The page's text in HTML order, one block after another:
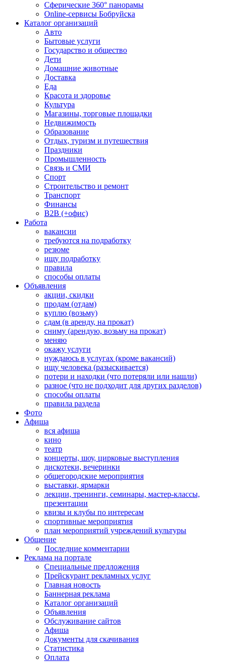
Сферические 360° панорамы
Online-сервисы Бобруйска
Каталог организаций
Авто
Бытовые услуги
Государство и общество
Дети
Домашние животные
Доставка
Еда
Красота и здоровье
Культура
Магазины, торговые площадки
Недвижимость
Образование
Отдых, туризм и путешествия
Праздники
Промышленность
Связь и СМИ
Спорт
Строительство и ремонт
Транспорт
Финансы
B2B (+офис)
Работа
вакансии
требуются на подработку
резюме
ищу подработку
правила
способы оплаты
Объявления
акции, скидки
продам (отдам)
куплю (возьму)
сдам (в аренду, на прокат)
сниму (арендую, возьму на прокат)
меняю
окажу услуги
нуждаюсь в услугах (кроме вакансий)
ищу человека (разыскивается)
потери и находки (что потеряли или нашли)
разное (что не подходит для других разделов)
способы оплаты
правила раздела
Фото
Афиша
вся афиша
кино
театр
концерты, шоу, цирковые выступления
дискотеки, вечеринки
общегородские мероприятия
выставки, ярмарки
лекции, тренинги, семинары, мастер-классы,
презентации
квизы и клубы по интересам
спортивные мероприятия
план мероприятий учреждений культуры
Общение
Последние комментарии
Реклама на портале
Специальные предложения
Прейскурант рекламных услуг
Главная новость
Баннерная реклама
Каталог организаций
Объявления
Обслуживание сайтов
Афиша
Документы для скачивания
Статистика
Оплата